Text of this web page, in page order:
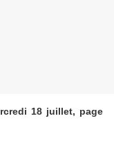
18 juillet, page